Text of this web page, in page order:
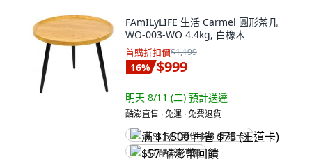
FAmILyLIFE 生活 Carmel 圓形茶几
WO-003-WO 4.4kg, 白橡木
首購折扣價$1,199
16% $999
明天 8/11 (二) 預計送達
酷澎直售 ∙ 免運 ∙ 免費退貨
满 $1,500 再省 $75 (王道卡)
$57 酷澎幣回饋